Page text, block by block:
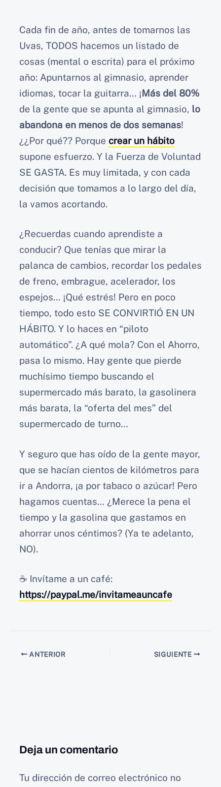
Cada fin de año, antes de tomarnos las
Uvas, TODOS hacemos un listado de
cosas (mental o escrita) para el próximo
año: Apuntarnos al gimnasio, aprender
idiomas, tocar la guitarra… ¡Más del 80%
de la gente que se apunta al gimnasio, lo
abandona en menos de dos semanas!
¿¿Por qué?? Porque crear un hábito
supone esfuerzo. Y la Fuerza de Voluntad
SE GASTA. Es muy limitada, y con cada
decisión que tomamos a lo largo del día,
la vamos acortando.
¿Recuerdas cuando aprendiste a
conducir? Que tenías que mirar la
palanca de cambios, recordar los pedales
de freno, embrague, acelerador, los
espejos… ¡Qué estrés! Pero en poco
tiempo, todo esto SE CONVIRTIÓ EN UN
HÁBITO. Y lo haces en “piloto
automático”. ¿A qué mola? Con el Ahorro,
pasa lo mismo. Hay gente que pierde
muchísimo tiempo buscando el
supermercado más barato, la gasolinera
más barata, la “oferta del mes” del
supermercado de turno…
Y seguro que has oído de la gente mayor,
que se hacían cientos de kilómetros para
ir a Andorra, ¡a por tabaco o azúcar! Pero
hagamos cuentas… ¿Merece la pena el
tiempo y la gasolina que gastamos en
ahorrar unos céntimos? (Ya te adelanto,
NO).
☕️ Invítame a un café:
https://paypal.me/invitameauncafe
ANTERIOR SIGUIENTE
Deja un comentario
Tu dirección de correo electrónico no